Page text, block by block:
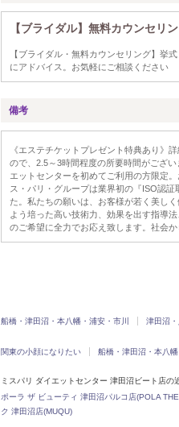
【ブライダル】無料カウンセ
【ブライダル・無料カウンセリング】挙
にアドバイス。お気軽にご相談ください
備考
《エステチケットプレゼント特典あり》
ので、2.5～3時間程度の所要時間がござ
エットセンターを初めてご利用の方限定
ス・パリ・グループは業界初の『ISO認
た。私たちの願いは、お客様が若く美し
よう培った高い技術力、効果を出す指導
のご希望に全力でお応え致します。社会
船橋・津田沼・本八幡・浦安・市川 津田沼
関東の小顔になりたい 船橋・津田沼・本八
ミスパリ ダイエットセンター 津田沼ビート店の
ポーラ ザ ビューティ 津田沼パルコ店(POLA
ク 津田沼店(MUQU)